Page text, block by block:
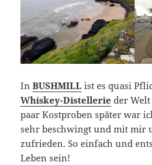
InBUSHMILL ist es quasi
Whiskey-Distellerie der
paar Kostproben später war
sehr beschwingt und mit mir
zufrieden. So einfach und
Leben sein!